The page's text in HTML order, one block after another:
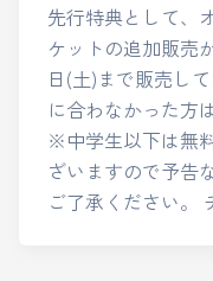
先行特典として、
ケットの追加販売
日(土)まで販売し
に合わなかった方
※中学生以下は無
ざいますので予告
ご了承ください。